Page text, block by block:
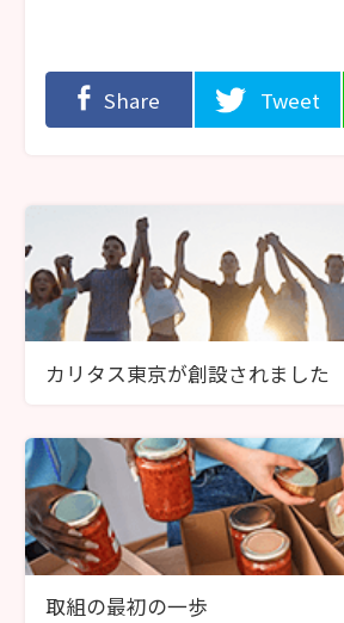
Share Tweet
カリタス東京が創設されました
取組の最初の一歩